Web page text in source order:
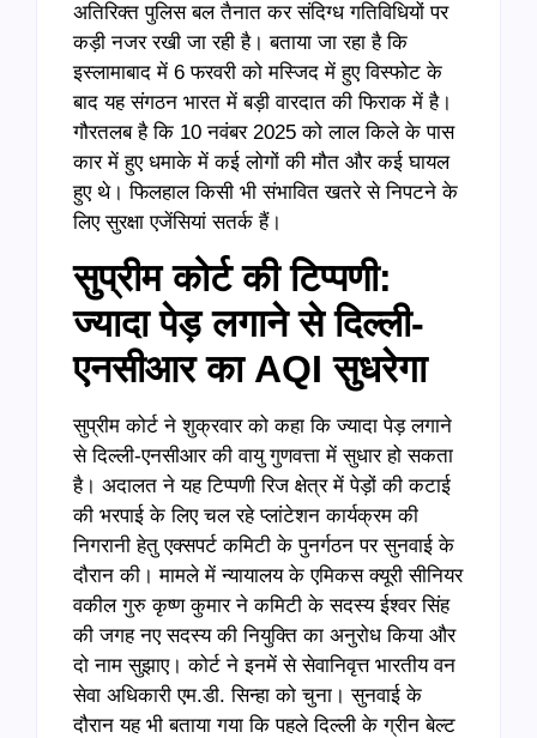
अतिरिक्त पुलिस बल तैनात कर संदिग्ध गतिविधियों पर
कड़ी नजर रखी जा रही है। बताया जा रहा है कि
इस्लामाबाद में 6 फरवरी को मस्जिद में हुए विस्फोट के
बाद यह संगठन भारत में बड़ी वारदात की फिराक में है।
गौरतलब है कि 10 नवंबर 2025 को लाल किले के पास
कार में हुए धमाके में कई लोगों की मौत और कई घायल
हुए थे। फिलहाल किसी भी संभावित खतरे से निपटने के
लिए सुरक्षा एजेंसियां सतर्क हैं।
सुप्रीम कोर्ट की टिप्पणी:
ज्यादा पेड़ लगाने से दिल्ली-
एनसीआर का AQI सुधरेगा
सुप्रीम कोर्ट ने शुक्रवार को कहा कि ज्यादा पेड़ लगाने
से दिल्ली-एनसीआर की वायु गुणवत्ता में सुधार हो सकता
है। अदालत ने यह टिप्पणी रिज क्षेत्र में पेड़ों की कटाई
की भरपाई के लिए चल रहे प्लांटेशन कार्यक्रम की
निगरानी हेतु एक्सपर्ट कमिटी के पुनर्गठन पर सुनवाई के
दौरान की। मामले में न्यायालय के एमिकस क्यूरी सीनियर
वकील गुरु कृष्ण कुमार ने कमिटी के सदस्य ईश्वर सिंह
की जगह नए सदस्य की नियुक्ति का अनुरोध किया और
दो नाम सुझाए। कोर्ट ने इनमें से सेवानिवृत्त भारतीय वन
सेवा अधिकारी एम.डी. सिन्हा को चुना। सुनवाई के
दौरान यह भी बताया गया कि पहले दिल्ली के ग्रीन बेल्ट